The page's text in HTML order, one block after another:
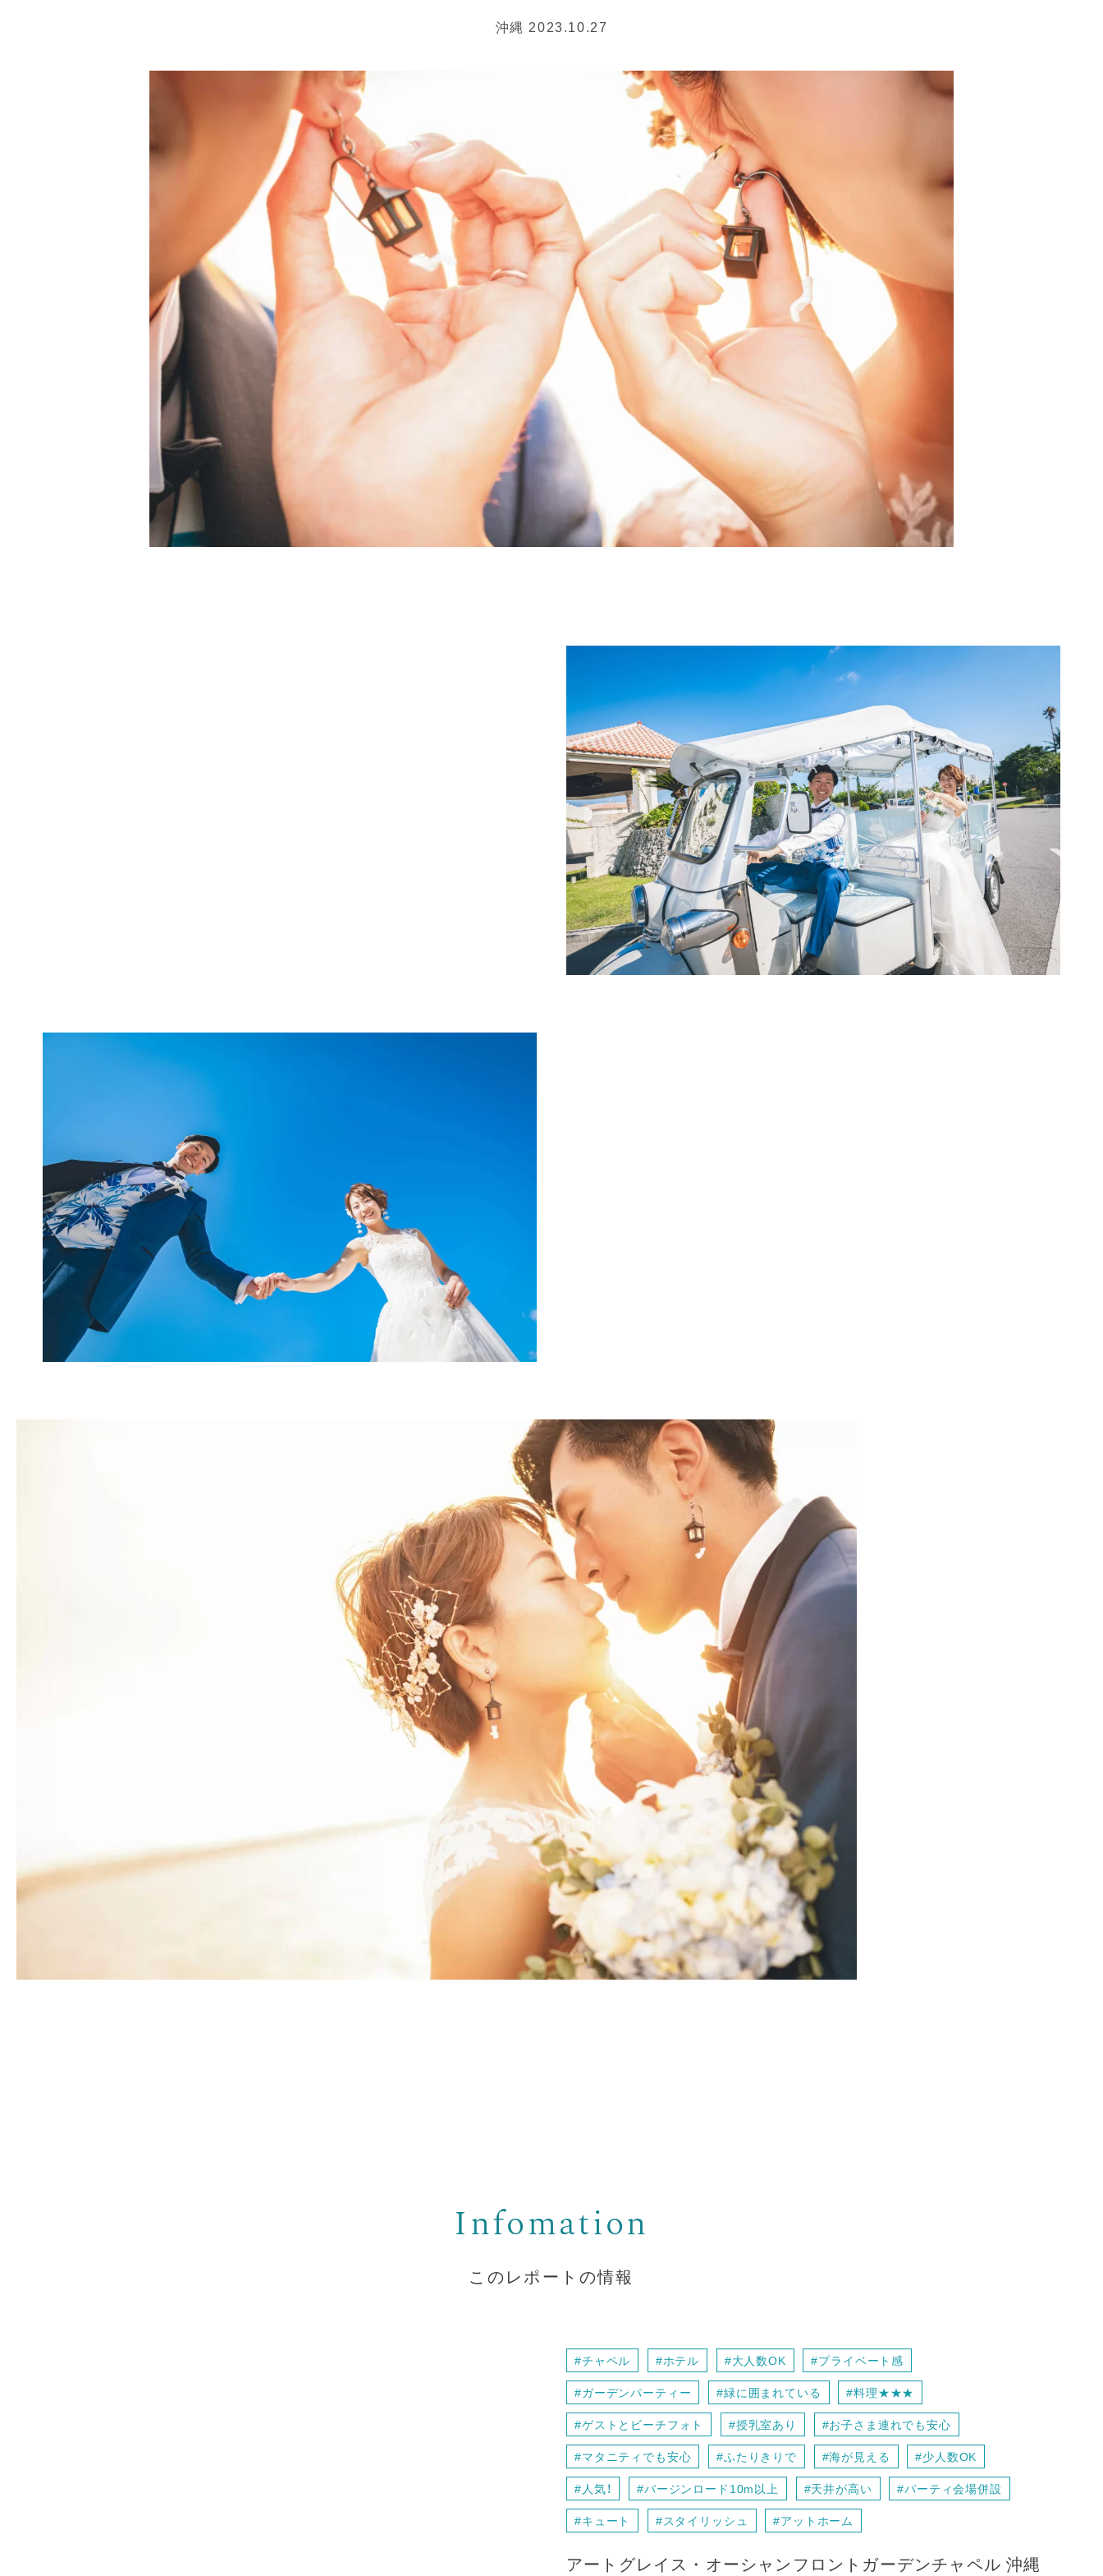
沖縄 2023.10.27
このレポートの情報
#チャペル #ホテル #大人数OK
#プライベート感
#ガーデンパーティー
#緑に囲まれている
#料理★★★
#ゲストとビーチフォト
#授乳室あり
#お子さま連れでも安心
#マタニティでも安心
#ふたりきりで #海が見える
#少人数OK
#人気！
#バージンロード10m以上 #天井が高い
#パーティ会場併設
#キュート
#スタイリッシュ #アットホーム
アートグレイス・ オーシャンフロント ガーデンチャペル 沖縄